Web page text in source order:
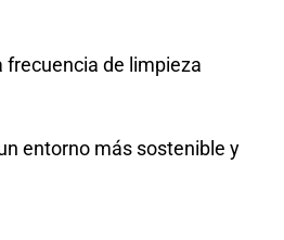
frecuencia de limpieza
entorno más sostenible y